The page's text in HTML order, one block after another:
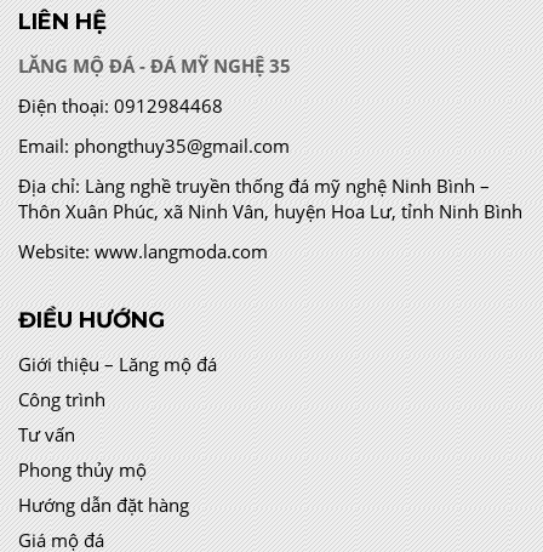
LIÊN HỆ
LĂNG MỘ ĐÁ - ĐÁ MỸ NGHỆ 35
Điện thoại: 0912984468
Email: phongthuy35@gmail.com
Địa chỉ:Làng nghề truyền thống đá mỹ nghệ Ninh Bình –
Thôn Xuân Phúc, xã Ninh Vân, huyện Hoa Lư, tỉnh Ninh Bình
Website: www.langmoda.com
ĐIỀU HƯỚNG
Giới thiệu – Lăng mộ đá
Công trình
Tư vấn
Phong thủy mộ
Hướng dẫn đặt hàng
Giá mộ đá